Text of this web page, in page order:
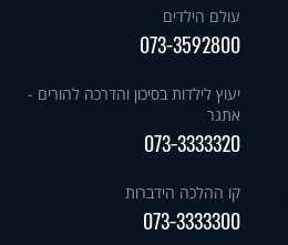
עולם הילדים
073-3592800
יעוץ לילדות בסיכון והדרכה להורים -
אתגר
073-3333320
קו ההלכה הידברות
073-3333300